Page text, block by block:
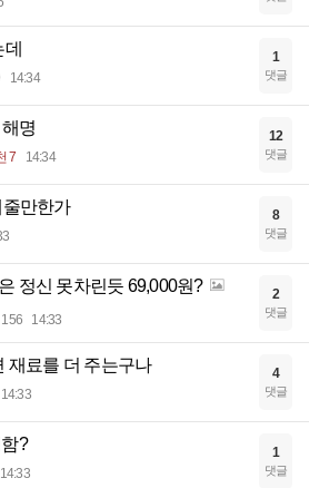
14:34
1
댓글
명
7 14:34
12
댓글
만한가 8
댓글
정신 못차린듯 69,000원?
156 14:33
2
댓글
재료를 더 주는구나
14:33
4
댓글
?
14:33
1
댓글